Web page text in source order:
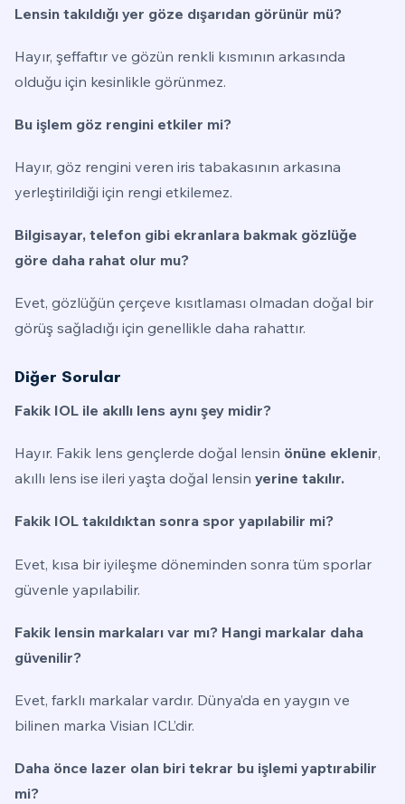
Lensin takıldığı yer göze dışarıdan görünür mü?
Hayır, şeffaftır ve gözün renkli kısmının arkasında
olduğu için kesinlikle görünmez.
Bu işlem göz rengini etkiler mi?
Hayır, göz rengini veren iris tabakasının arkasına
yerleştirildiği için rengi etkilemez.
Bilgisayar, telefon gibi ekranlara bakmak gözlüğe
göre daha rahat olur mu?
Evet, gözlüğün çerçeve kısıtlaması olmadan doğal bir
görüş sağladığı için genellikle daha rahattır.
Diğer Sorular
Fakik IOL ile akıllı lens aynı şey midir?
Hayır. Fakik lens gençlerde doğal lensin önüne eklenir,
akıllı lens ise ileri yaşta doğal lensin yerine takılır.
Fakik IOL takıldıktan sonra spor yapılabilir mi?
Evet, kısa bir iyileşme döneminden sonra tüm sporlar
güvenle yapılabilir.
Fakik lensin markaları var mı? Hangi markalar daha
güvenilir?
Evet, farklı markalar vardır. Dünya’da en yaygın ve
bilinen marka Visian ICL’dir.
Daha önce lazer olan biri tekrar bu işlemi yaptırabilir
mi?